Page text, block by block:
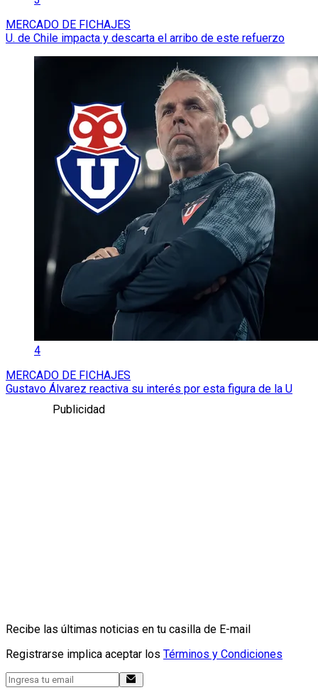
MERCADO DE FICHAJES
U. de Chile impacta y descarta el arribo de este refuerzo
4
MERCADO DE FICHAJES
Gustavo Álvarez reactiva su interés por esta figura de la U
Publicidad
Recibe las últimas noticias en tu casilla de E-mail
Registrarse implica aceptar los Términos y Condiciones